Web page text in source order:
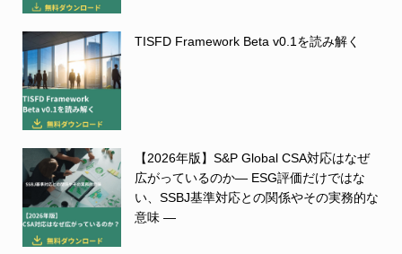
TISFD Framework Beta v0.1を読み解く
【2026年版】S&P Global CSA対応はなぜ
広がっているのか― ESG評価だけではな
い、SSBJ基準対応との関係やその実務的な
意味 ―